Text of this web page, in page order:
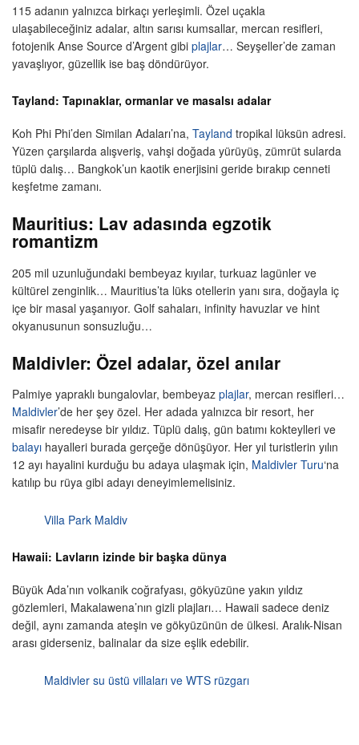
115 adanın yalnızca birkaçı yerleşimli. Özel uçakla
ulaşabileceğiniz adalar, altın sarısı kumsallar, mercan resifleri,
fotojenik Anse Source d’Argent gibi plajlar… Seyşeller’de zaman
yavaşlıyor, güzellik ise baş döndürüyor.
Tayland: Tapınaklar, ormanlar ve masalsı adalar
Koh Phi Phi’den Similan Adaları’na, Tayland tropikal lüksün adresi.
Yüzen çarşılarda alışveriş, vahşi doğada yürüyüş, zümrüt sularda
tüplü dalış… Bangkok’un kaotik enerjisini geride bırakıp cenneti
keşfetme zamanı.
Mauritius: Lav adasında egzotik
romantizm
205 mil uzunluğundaki bembeyaz kıyılar, turkuaz lagünler ve
kültürel zenginlik… Mauritius’ta lüks otellerin yanı sıra, doğayla iç
içe bir masal yaşanıyor. Golf sahaları, infinity havuzlar ve hint
okyanusunun sonsuzluğu…
Maldivler: Özel adalar, özel anılar
Palmiye yapraklı bungalovlar, bembeyaz plajlar, mercan resifleri…
Maldivler’de her şey özel. Her adada yalnızca bir resort, her
misafir neredeyse bir yıldız. Tüplü dalış, gün batımı kokteylleri ve
balayı hayalleri burada gerçeğe dönüşüyor. Her yıl turistlerin yılın
12 ayı hayalini kurduğu bu adaya ulaşmak için, Maldivler Turu‘na
katılıp bu rüya gibi adayı deneyimlemelisiniz.
Villa Park Maldiv
Hawaii: Lavların izinde bir başka dünya
Büyük Ada’nın volkanik coğrafyası, gökyüzüne yakın yıldız
gözlemleri, Makalawena’nın gizli plajları… Hawaii sadece deniz
değil, aynı zamanda ateşin ve gökyüzünün de ülkesi. Aralık-Nisan
arası giderseniz, balinalar da size eşlik edebilir.
Maldivler su üstü villaları ve WTS rüzgarı